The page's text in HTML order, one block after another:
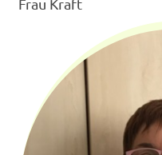
Frau Kraft